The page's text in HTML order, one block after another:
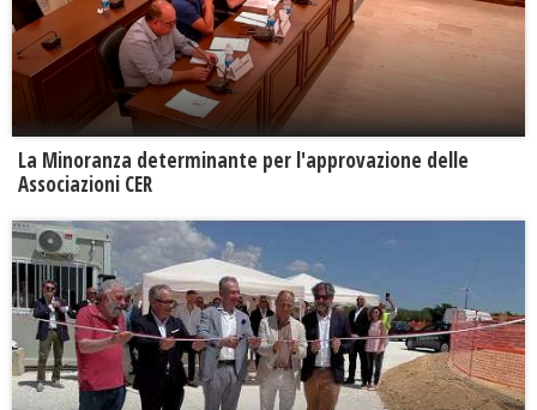
La Minoranza determinante per l'approvazione delle
Associazioni CER